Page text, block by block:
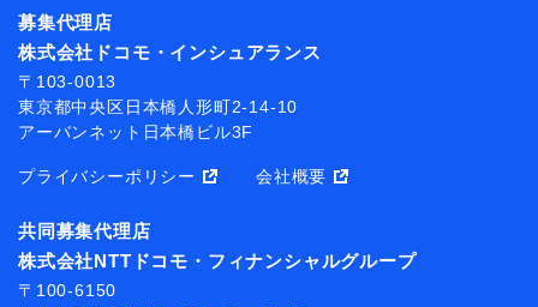
募集代理店
株式会社ドコモ・インシュアランス
〒103-0013
東京都中央区日本橋人形町2-14-10
アーバンネット日本橋ビル3F
プライバシーポリシー 会社概要
共同募集代理店
株式会社NTTドコモ・フィナンシャルグループ
〒100-6150